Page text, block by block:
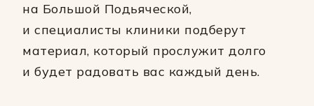
на Большой Подьяческой,
и специалисты клиники подберут
материал, который прослужит долго
и будет радовать вас каждый день.